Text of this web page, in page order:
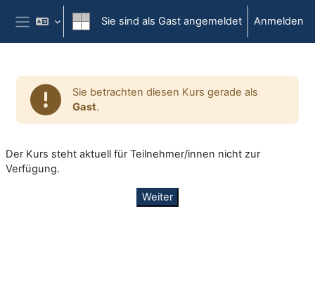
Zum Hauptinhalt
Website-Übersicht
Sie sind als Gast angemeldet Anmelden
Sie betrachten diesen Kurs gerade als
Gast.
Der Kurs steht aktuell für Teilnehmer/innen nicht zur
Verfügung.
Weiter